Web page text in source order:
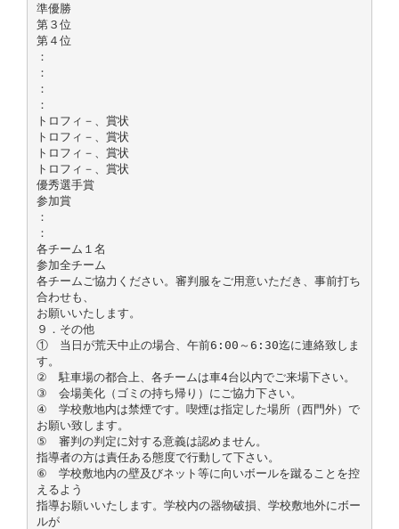
準優勝
第３位
第４位
：
：
：
：
トロフィ－、賞状
トロフィ－、賞状
トロフィ－、賞状
トロフィ－、賞状
優秀選手賞
参加賞
：
：
各チーム１名
参加全チーム
各チームご協力ください。審判服をご用意いただき、事前打ち
合わせも、
お願いいたします。
９．その他
① 当日が荒天中止の場合、午前6:00～6:30迄に連絡致しま
す。
② 駐車場の都合上、各チームは車4台以内でご来場下さい。
③ 会場美化（ゴミの持ち帰り）にご協力下さい。
④ 学校敷地内は禁煙です。喫煙は指定した場所（西門外）で
お願い致します。
⑤ 審判の判定に対する意義は認めません。
指導者の方は責任ある態度で行動して下さい。
⑥ 学校敷地内の壁及びネット等に向いボールを蹴ることを控
えるよう
指導お願いいたします。学校内の器物破損、学校敷地外にボー
ルが